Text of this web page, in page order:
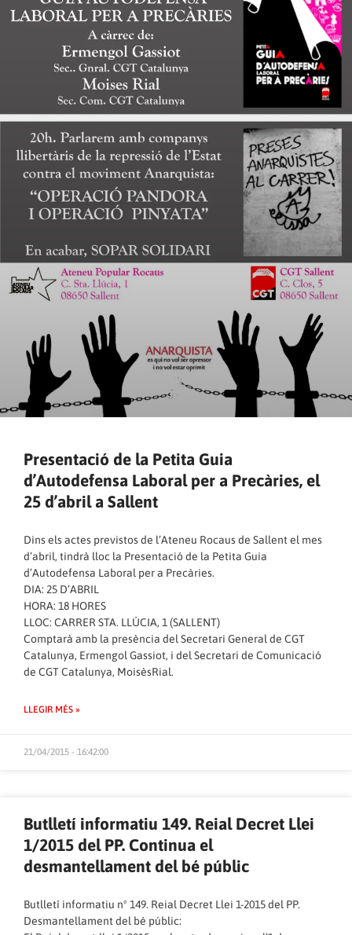
Presentació de la Petita Guia
d’Autodefensa Laboral per a Precàries, el
25 d’abril a Sallent
Dins els actes previstos de l’Ateneu Rocaus de Sallent el mes
d’abril, tindrà lloc la Presentació de la Petita Guia
d’Autodefensa Laboral per a Precàries.
DIA: 25 D’ABRIL
HORA: 18 HORES
LLOC: CARRER STA. LLÚCIA, 1 (SALLENT)
Comptarà amb la presència del Secretari General de CGT
Catalunya, Ermengol Gassiot, i del Secretari de Comunicació
de CGT Catalunya, MoisèsRial.
LLEGIR MÉS »
21/04/2015 - 16:42:00
Butlletí informatiu 149. Reial Decret Llei
1/2015 del PP. Continua el
desmantellament del bé públic
Butlletí informatiu nº 149. Reial Decret Llei 1-2015 del PP.
Desmantellament del bé públic: